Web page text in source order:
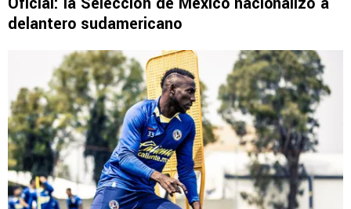
delantero sudamericano